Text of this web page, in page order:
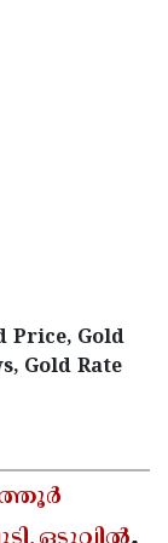
Price, Gold
Gold Rate